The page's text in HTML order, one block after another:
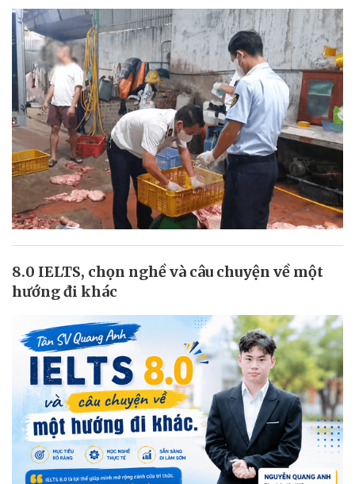
8.0 IELTS, chọn nghề và câu chuyện về một
hướng đi khác